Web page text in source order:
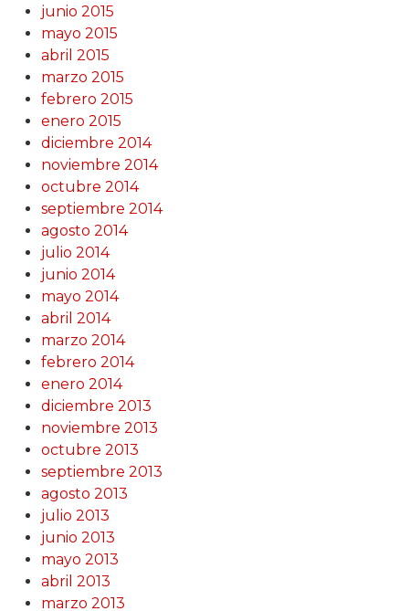
junio 2015
mayo 2015
abril 2015
marzo 2015
febrero 2015
enero 2015
diciembre 2014
noviembre 2014
octubre 2014
septiembre 2014
agosto 2014
julio 2014
junio 2014
mayo 2014
abril 2014
marzo 2014
febrero 2014
enero 2014
diciembre 2013
noviembre 2013
octubre 2013
septiembre 2013
agosto 2013
julio 2013
junio 2013
mayo 2013
abril 2013
marzo 2013